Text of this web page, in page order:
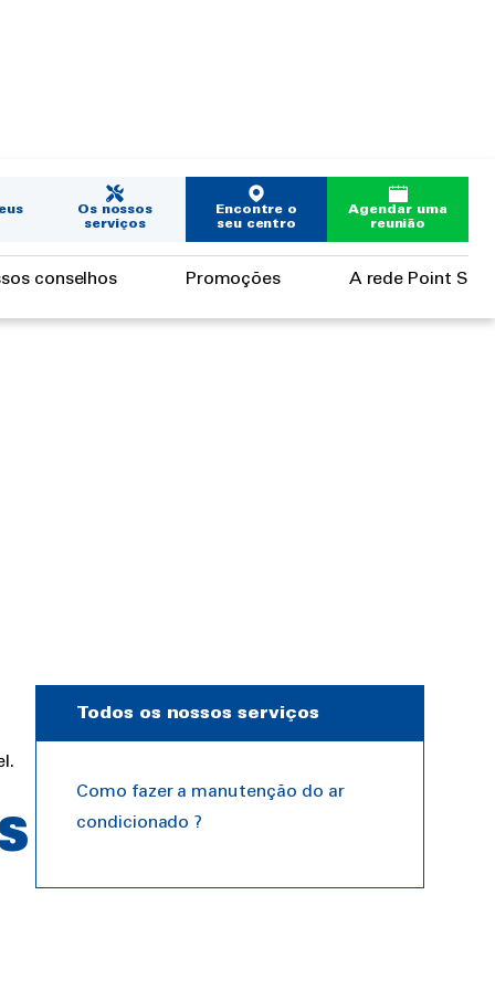
Os nossos
serviços
Encontre o
seu centro
Agendar uma
reunião
conselhos Promoções A rede Point S
Todos os nossos serviços
Como fazer a manutenção do ar
condicionado ?